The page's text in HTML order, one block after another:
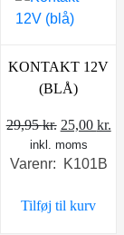
KONTAKT 12V
(BLÅ)
29,95kr. Den
oprindelige
pris
29,95 kr..
25,00 kr.
inkl. moms
Varenr: K101B
Tilføj til kurv